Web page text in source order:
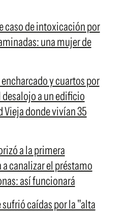
caso de intoxicación por
una mujer de
y cuartos por
a un edificio
Vieja donde vivían 35
a la primera
canalizar el préstamo
así funcionará
sufrió caídas por la "alta